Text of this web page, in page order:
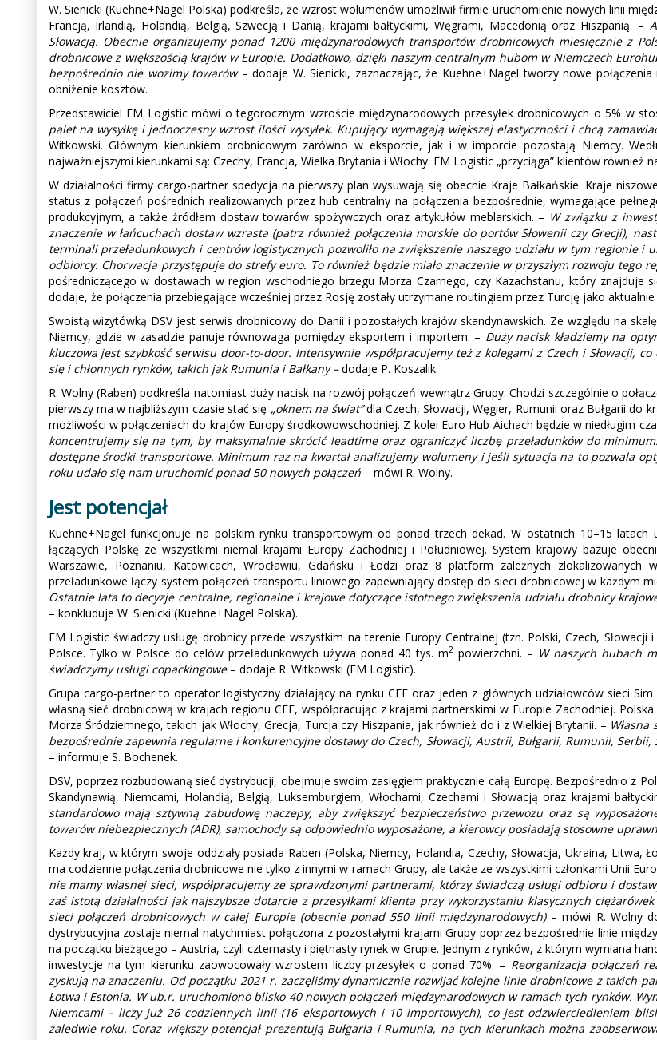
W. Sienicki (Kuehne+Nagel Polska) podkreśla, że wzrost wolumenów umożliwił firmie uruchomienie nowych linii
Francją, Irlandią, Holandią, Belgią, Szwecją i Danią, krajami bałtyckimi, Węgrami, Macedonią oraz Hiszpanią. –
Słowacją. Obecnie organizujemy ponad 1200 międzynarodowych transportów drobnicowych miesięcznie z
drobnicowe z większością krajów w Europie. Dodatkowo, dzięki naszym centralnym hubom w Niemczech
bezpośrednio nie wozimy towarów – dodaje W. Sienicki, zaznaczając, że Kuehne+Nagel tworzy nowe
obniżenie kosztów.
Przedstawiciel FM Logistic mówi o tegorocznym wzroście międzynarodowych przesyłek drobnicowych o 5% w
palet na wysyłkę i jednoczesny wzrost ilości wysyłek. Kupujący wymagają większej elastyczności i chcą
Witkowski. Głównym kierunkiem drobnicowym zarówno w eksporcie, jak i w imporcie pozostają Niemcy.
najważniejszymi kierunkami są: Czechy, Francja, Wielka Brytania i Włochy. FM Logistic „przyciąga” klientów również
W działalności firmy cargo-partner spedycja na pierwszy plan wysuwają się obecnie Kraje Bałkańskie. Kraje
status z połączeń pośrednich realizowanych przez hub centralny na połączenia bezpośrednie, wymagające
produkcyjnym, a także źródłem dostaw towarów spożywczych oraz artykułów meblarskich. – W związku z
znaczenie w łańcuchach dostaw wzrasta (patrz również połączenia morskie do portów Słowenii czy Grecji),
terminali przeładunkowych i centrów logistycznych pozwoliło na zwiększenie naszego udziału w tym regionie i
odbiorcy. Chorwacja przystępuje do strefy euro. To również będzie miało znaczenie w przyszłym rozwoju tego
pośredniczącego w dostawach w region wschodniego brzegu Morza Czarnego, czy Kazachstanu, który
dodaje, że połączenia przebiegające wcześniej przez Rosję zostały utrzymane routingiem przez Turcję jako
Swoistą wizytówką DSV jest serwis drobnicowy do Danii i pozostałych krajów skandynawskich. Ze względu na
Niemcy, gdzie w zasadzie panuje równowaga pomiędzy eksportem i importem. – Duży nacisk kładziemy na
kluczowa jest szybkość serwisu door-to-door. Intensywnie współpracujemy też z kolegami z Czech i Słowacji,
się i chłonnych rynków, takich jak Rumunia i Bałkany –dodaje P. Koszalik.
R. Wolny (Raben) podkreśla natomiast duży nacisk na rozwój połączeń wewnątrz Grupy. Chodzi szczególnie o
pierwszy ma w najbliższym czasie stać się „oknem na świat”dla Czech, Słowacji, Węgier, Rumunii oraz Bułgarii do
możliwości w połączeniach do krajów Europy środkowowschodniej. Z kolei Euro Hub Aichach będzie w niedługim
koncentrujemy się na tym, by maksymalnie skrócić leadtime oraz ograniczyć liczbę przeładunków do
dostępne środki transportowe. Minimum raz na kwartał analizujemy wolumeny i jeśli sytuacja na to pozwala
roku udało się nam uruchomić ponad 50 nowych połączeń – mówi R. Wolny.
Jest potencjał
Kuehne+Nagel funkcjonuje na polskim rynku transportowym od ponad trzech dekad. W ostatnich 10–15
łączących Polskę ze wszystkimi niemal krajami Europy Zachodniej i Południowej. System krajowy bazuje
Warszawie, Poznaniu, Katowicach, Wrocławiu, Gdańsku i Łodzi oraz 8 platform zależnych zlokalizowanych
przeładunkowe łączy system połączeń transportu liniowego zapewniający dostęp do sieci drobnicowej w każdym
Ostatnie lata to decyzje centralne, regionalne i krajowe dotyczące istotnego zwiększenia udziału drobnicy
– konkluduje W. Sienicki (Kuehne+Nagel Polska).
FM Logistic świadczy usługę drobnicy przede wszystkim na terenie Europy Centralnej (tzn. Polski, Czech,
Polsce. Tylko w Polsce do celów przeładunkowych używa ponad 40 tys. m2 powierzchni. – W naszych hubach
świadczymy usługi copackingowe – dodaje R. Witkowski (FM Logistic).
Grupa cargo-partner to operator logistyczny działający na rynku CEE oraz jeden z głównych udziałowców sieci
własną sieć drobnicową w krajach regionu CEE, współpracując z krajami partnerskimi w Europie Zachodniej.
Morza Śródziemnego, takich jak Włochy, Grecja, Turcja czy Hiszpania, jak również do i z Wielkiej Brytanii. –
bezpośrednie zapewnia regularne i konkurencyjne dostawy do Czech, Słowacji, Austrii, Bułgarii, Rumunii,
– informuje S. Bochenek.
DSV, poprzez rozbudowaną sieć dystrybucji, obejmuje swoim zasięgiem praktycznie całą Europę. Bezpośrednio z
Skandynawią, Niemcami, Holandią, Belgią, Luksemburgiem, Włochami, Czechami i Słowacją oraz krajami
standardowo mają sztywną zabudowę naczepy, aby zwiększyć bezpieczeństwo przewozu oraz są
towarów niebezpiecznych (ADR), samochody są odpowiednio wyposażone, a kierowcy posiadają stosowne
Każdy kraj, w którym swoje oddziały posiada Raben (Polska, Niemcy, Holandia, Czechy, Słowacja, Ukraina, Litwa,
ma codzienne połączenia drobnicowe nie tylko z innymi w ramach Grupy, ale także ze wszystkimi członkami Unii
nie mamy własnej sieci, współpracujemy ze sprawdzonymi partnerami, którzy świadczą usługi odbioru i
zaś istotą działalności jak najszybsze dotarcie z przesyłkami klienta przy wykorzystaniu klasycznych
sieci połączeń drobnicowych w całej Europie (obecnie ponad 550 linii międzynarodowych) – mówi R. Wolny
dystrybucyjna zostaje niemal natychmiast połączona z pozostałymi krajami Grupy poprzez bezpośrednie linie
na początku bieżącego – Austria, czyli czternasty i piętnasty rynek w Grupie. Jednym z rynków, z którym wymiana
inwestycje na tym kierunku zaowocowały wzrostem liczby przesyłek o ponad 70%. – Reorganizacja połączeń
zyskują na znaczeniu. Od początku 2021 r. zaczęliśmy dynamicznie rozwijać kolejne linie drobnicowe z takich
Łotwa i Estonia. W ub.r. uruchomiono blisko 40 nowych połączeń międzynarodowych w ramach tych rynków.
Niemcami – liczy już 26 codziennych linii (16 eksportowych i 10 importowych), co jest odzwierciedleniem
zaledwie roku. Coraz większy potencjał prezentują Bułgaria i Rumunia, na tych kierunkach można